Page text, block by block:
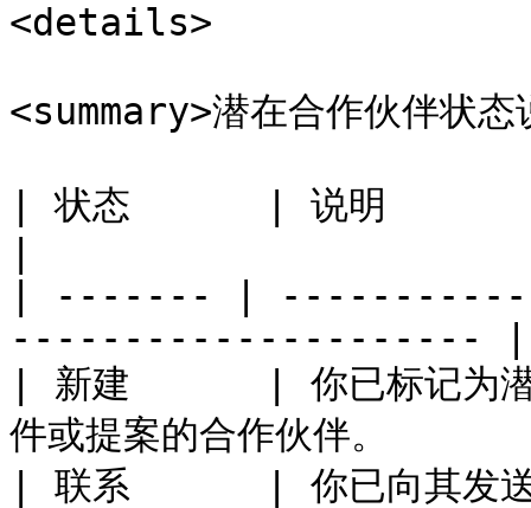
<details>
<summary>潜在合作伙伴状
| 状态      | 说明
| ------- |
--------------------- |
| 新建      | 你已标记为潜
件或提案的合作伙
| 联系      | 你已向其发送